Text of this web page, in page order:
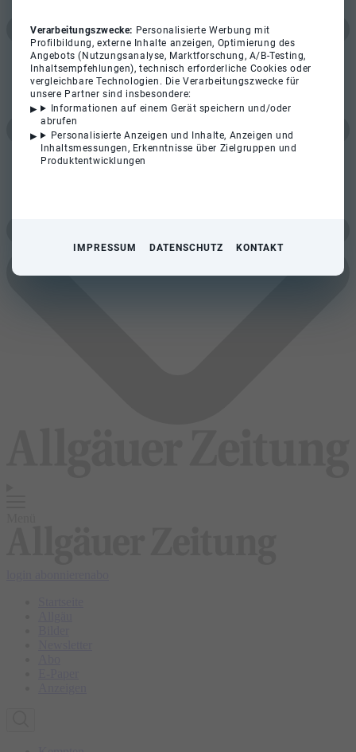
Verarbeitungszwecke: Personalisierte Werbung mit
Profilbildung, externe Inhalte anzeigen, Optimierung des
Angebots (Nutzungsanalyse, Marktforschung, A/B-Testing,
Inhaltsempfehlungen), technisch erforderliche Cookies oder
vergleichbare Technologien. Die Verarbeitungszwecke für
unsere Partner sind insbesondere:
Informationen auf einem Gerät speichern und/oder
abrufen
Personalisierte Anzeigen und Inhalte, Anzeigen und
Inhaltsmessungen, Erkenntnisse über Zielgruppen und
Produktentwicklungen
IMPRESSUM DATENSCHUTZ KONTAKT